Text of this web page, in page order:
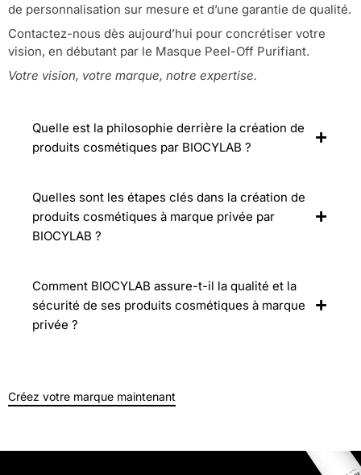
de personnalisation sur mesure et d’une garantie de qualité.
Contactez-nous dès aujourd’hui pour concrétiser votre
vision, en débutant par le Masque Peel-Off Purifiant.
Votre vision, votre marque, notre expertise.
Quelle est la philosophie derrière la création de
produits cosmétiques par BIOCYLAB ?
Quelles sont les étapes clés dans la création de
produits cosmétiques à marque privée par
BIOCYLAB ?
Comment BIOCYLAB assure-t-il la qualité et la
sécurité de ses produits cosmétiques à marque
privée ?
Créez votre marque maintenant